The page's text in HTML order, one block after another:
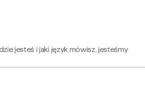
jesteś i jaki język mówisz, jesteśmy